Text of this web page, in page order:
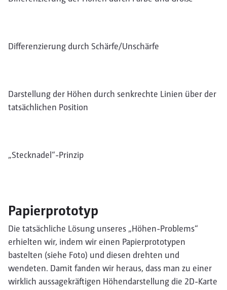
Differenzierung durch Schärfe/Unschärfe
Darstellung der Höhen durch senkrechte Linien über der
tatsächlichen Position
„Stecknadel“-Prinzip
Papierprototyp
Die tatsächliche Lösung unseres „Höhen-Problems“
erhielten wir, indem wir einen Papierprototypen
bastelten (siehe Foto) und diesen drehten und
wendeten. Damit fanden wir heraus, dass man zu einer
wirklich aussagekräftigen Höhendarstellung die 2D-Karte